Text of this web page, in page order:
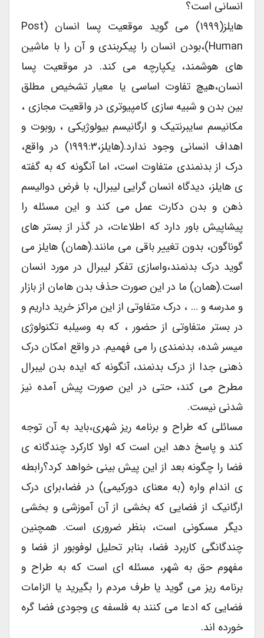
انسانی است؟
هایلز(۱۹۹۹) می گوید موقعیت پسا انسان (post
Human)،بودن انسان را پیکربندی و آن را با ماشین
های هوشمند، یکپارچه می کند. در موقعیت پسا
انسان،هیچ تفاوت اساسی یا معیار تشخیص مطلق
بین بدن و شبیه سازی کامپیوتری در واقعیت مجازی ،
مکانیسم سایبرنتیک و ارگانیسم بیولوژیکی ، روبوت و
اهداف انسانی وجود ندارد.(هایلز،۱۹۹۹:۳) در واقع،
درک از بدنمندی متفاوت است، اما آنگونه که به گفته
ی هایلز، دیدگاه انسان گرایی لیبرال، با فرض دوالیسم
ذهن و بدن دکارت عمل می کند و این مسئله را
پیشاپیش باور دارد که اطلاعات، در گذر از بستر های
گوناگون، بدون تغییر باقی می مانند.(همان) هایلز می
گوید درک بدنمند،واسازی تفکر لیبرال در مورد انسان
است.(همان) ما در این صورت حذف بدن هامان از بازار
و مدرسه و … ، درک متفاوتی از این مراکز خرید داریم و
در بستر متفاوتی از حضور ، که به وسیلبه تکنولوژی
میسر شده، بدنمندی را می فهمیم. در واقع امکان درک
ذهنی جدا از درک بدنمند، آنگونه که ایده بدن لیبرال
مطرح می کند، حتی در این صورت پیش آمده نیز
شدنی نیست.
مسائلی که طراح و برنامه ریز شهری،باید به آن توجه
کند و پاسخ دهد این است که اولا کارکرد چندگانه ی
فضا را چگونه بعد از این پیش بینی خواهد کرد؟رابطه
ی اندام واره (به معنای دورکیمی) در فضا،برای درک
ارگانیک از فضایی که بخشی از آن آموزشی و بخشی
دیگر مسکونی است، بنظر ضروری است. همچنین
چندگانگی کاربرد فضا، بنابر تحلیل لوفوبور از فضا و
مفهوم حق به شهر، مسئله ای است که به طراح و
برنامه ریز می گوید یا طرف مردم را بگیرید یا الزامات
فضایی که ادعا می کنند به فلسفه ی وجودی فضا گره
خورده اند.